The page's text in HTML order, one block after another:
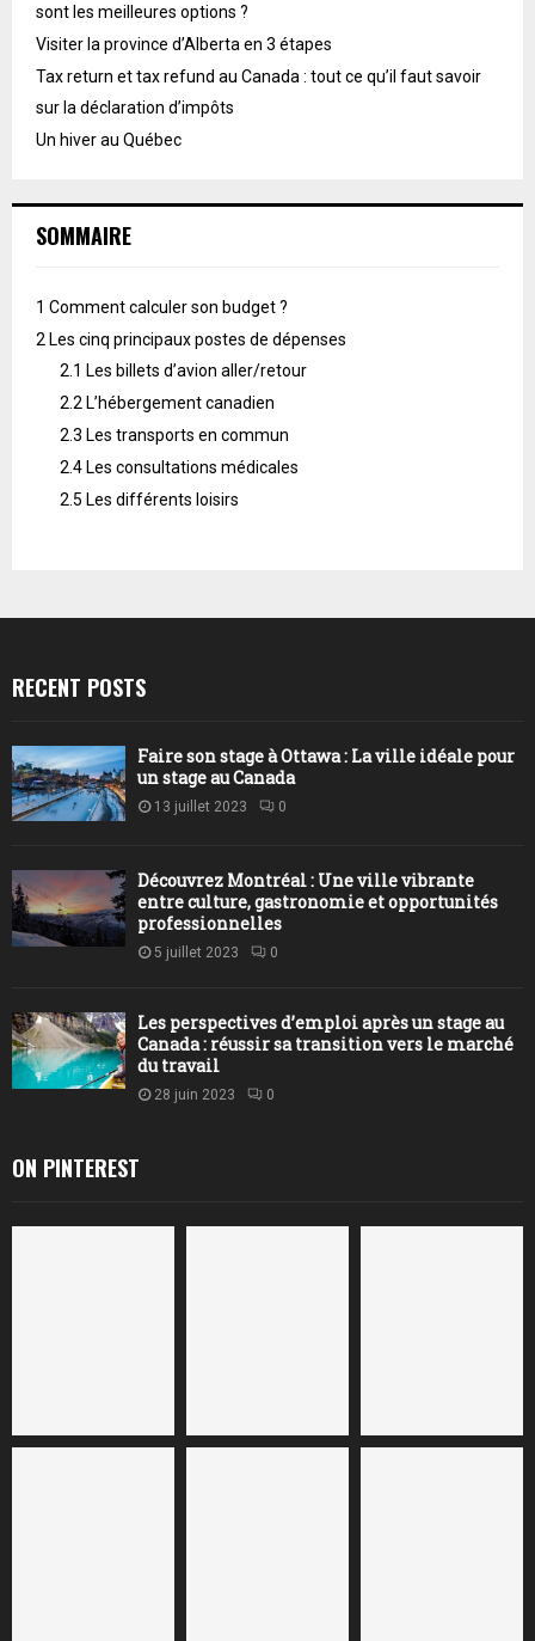
sont les meilleures options ?
Visiter la province d’Alberta en 3 étapes
Tax return et tax refund au Canada : tout ce qu’il faut savoir
sur la déclaration d’impôts
Un hiver au Québec
SOMMAIRE
1 Comment calculer son budget ?
2 Les cinq principaux postes de dépenses
2.1 Les billets d’avion aller/retour
2.2 L’hébergement canadien
2.3 Les transports en commun
2.4 Les consultations médicales
2.5 Les différents loisirs
RECENT POSTS
Faire son stage à Ottawa : La ville idéale pour
un stage au Canada
13 juillet 2023 0
Découvrez Montréal : Une ville vibrante
entre culture, gastronomie et opportunités
professionnelles
5 juillet 2023 0
Les perspectives d’emploi après un stage au
Canada : réussir sa transition vers le marché
du travail
28 juin 2023 0
ON PINTEREST